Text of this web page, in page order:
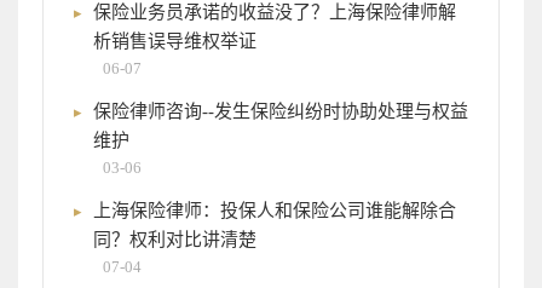
保险业务员承诺的收益没了？上海保险律师解
析销售误导维权举证
06-07
保险律师咨询--发生保险纠纷时协助处理与权益
维护
03-06
上海保险律师：投保人和保险公司谁能解除合
同？权利对比讲清楚
07-04